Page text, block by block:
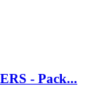
- Pack...